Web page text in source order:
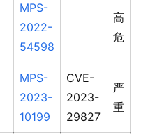
MPS-
2022-
54598
高
危
MPS-
2023-
10199
CVE-
2023-
29827
严
重